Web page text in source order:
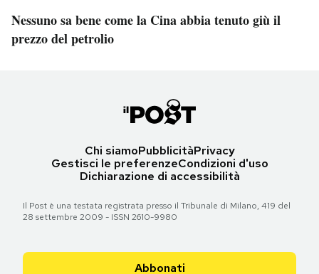
Nessuno sa bene come la Cina abbia tenuto giù il
prezzo del petrolio
Chi siamoPubblicitàPrivacy
Gestisci le preferenzeCondizioni d'uso
Dichiarazione di accessibilità
Il Post è una testata registrata presso il Tribunale di Milano, 419 del
28 settembre 2009 - ISSN 2610-9980
Abbonati